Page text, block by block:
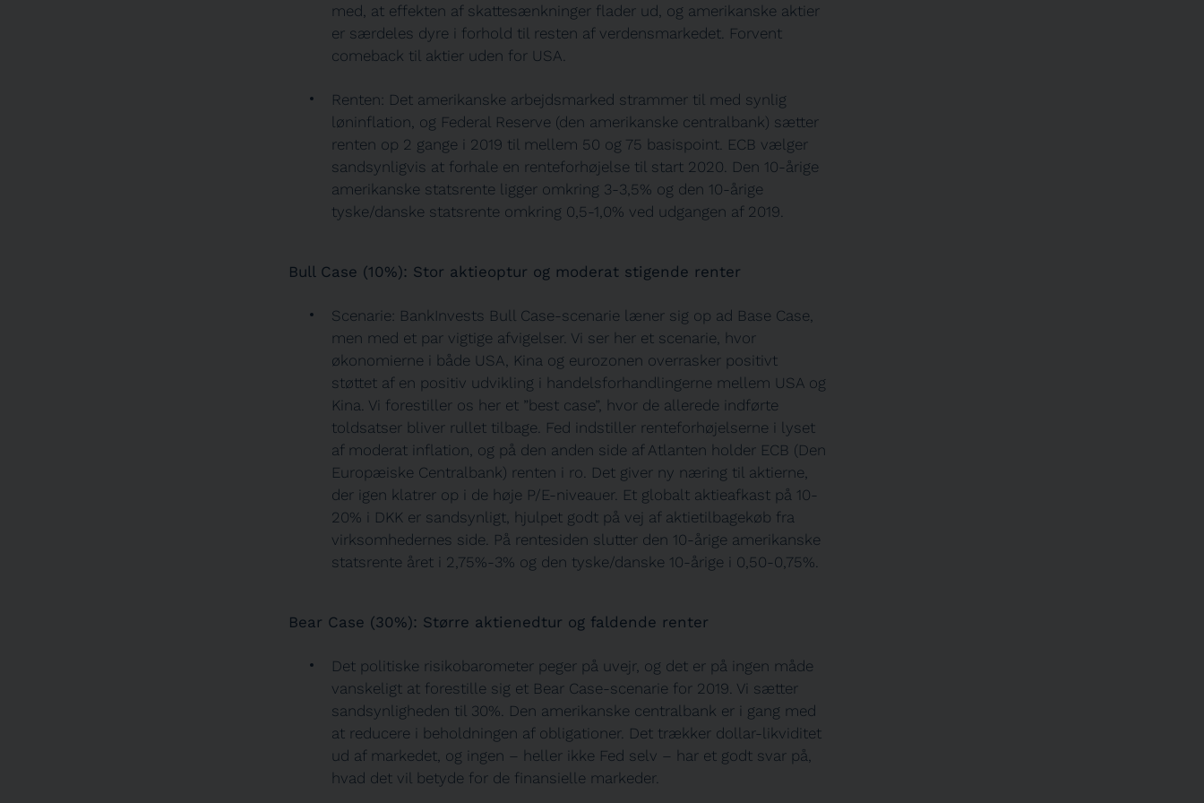
med, at effekten af skattesænkninger flader ud, og amerikanske aktier
er særdeles dyre i forhold til resten af verdensmarkedet. Forvent
comeback til aktier uden for USA.
Renten: Det amerikanske arbejdsmarked strammer til med synlig
løninflation, og Federal Reserve (den amerikanske centralbank) sætter
renten op 2 gange i 2019 til mellem 50 og 75 basispoint. ECB vælger
sandsynligvis at forhale en renteforhøjelse til start 2020. Den 10-årige
amerikanske statsrente ligger omkring 3-3,5% og den 10-årige
tyske/danske statsrente omkring 0,5-1,0% ved udgangen af 2019.
Bull Case (10%): Stor aktieoptur og moderat stigende renter
Scenarie: BankInvests Bull Case-scenarie læner sig op ad Base Case,
men med et par vigtige afvigelser. Vi ser her et scenarie, hvor
økonomierne i både USA, Kina og eurozonen overrasker positivt
støttet af en positiv udvikling i handelsforhandlingerne mellem USA og
Kina. Vi forestiller os her et ”best case”, hvor de allerede indførte
toldsatser bliver rullet tilbage. Fed indstiller renteforhøjelserne i lyset
af moderat inflation, og på den anden side af Atlanten holder ECB (Den
Europæiske Centralbank) renten i ro. Det giver ny næring til aktierne,
der igen klatrer op i de høje P/E-niveauer. Et globalt aktieafkast på 10-
20% i DKK er sandsynligt, hjulpet godt på vej af aktietilbagekøb fra
virksomhedernes side. På rentesiden slutter den 10-årige amerikanske
statsrente året i 2,75%-3% og den tyske/danske 10-årige i 0,50-0,75%.
Bear Case (30%): Større aktienedtur og faldende renter
Det politiske risikobarometer peger på uvejr, og det er på ingen måde
vanskeligt at forestille sig et Bear Case-scenarie for 2019. Vi sætter
sandsynligheden til 30%. Den amerikanske centralbank er i gang med
at reducere i beholdningen af obligationer. Det trækker dollar-likviditet
ud af markedet, og ingen – heller ikke Fed selv – har et godt svar på,
hvad det vil betyde for de finansielle markeder.